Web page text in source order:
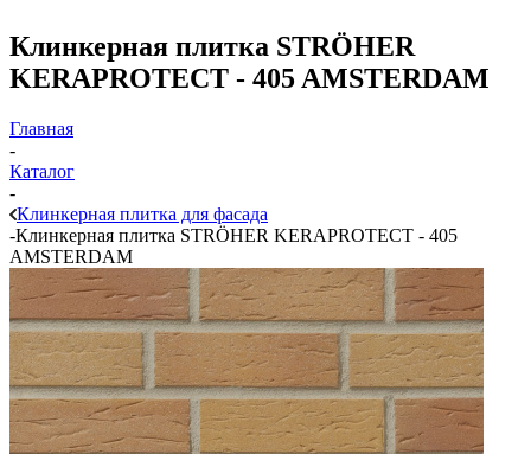
Клинкерная плитка STRÖHER
KERAPROTECT - 405 AMSTERDAM
Главная
-
Каталог
-
Клинкерная плитка для фасада
-Клинкерная плитка STRÖHER KERAPROTECT - 405
AMSTERDAM